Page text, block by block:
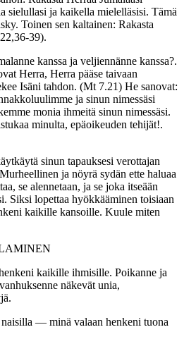
sielullasi ja kaikella mielelläsisi. Tämä
Toinen sen kaltainen: Rakasta
39).
kanssa ja veljiennänne kanssa?.
Herra, Herra pääse taivaan
Isäni tahdon. (Mt 7.21) He sanovat:
ja sinun nimessäsi
monia ihmeitä sinun nimessäsi.
minulta, epäoikeuden tehijät!.
sinun tapauksesi verottajan
ja nöyrä sydän ette haluaa
se alennetaan, ja se joka itseään
Siksi lopettaa hyökkääminen toisiaan
kaikille kansoille. Kuule miten
kaikille ihmisille. Poikanne ja
näkevät unia,
— minä valaan henkeni tuona